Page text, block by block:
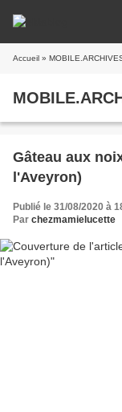
Accueil »
Gâteau aux
l'Aveyron)
Publié le 31/08/2020 à
Par chezmamielucette